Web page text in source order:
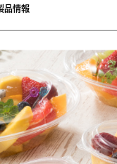
品情報